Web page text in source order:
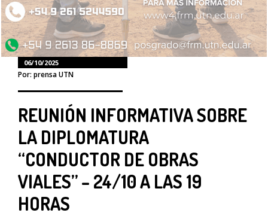
06/10/2025
Por: prensa UTN
REUNIÓN INFORMATIVA SOBRE
LA DIPLOMATURA
“CONDUCTOR DE OBRAS
VIALES” – 24/10 A LAS 19
HORAS